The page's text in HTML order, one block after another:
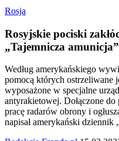
Rosja
Rosyjskie pociski
„Tajemnicza amunicja”
Według amerykańskiego
pomocą których ostrzeliwane
wyposażone w specjalne
antyrakietowej. Dołączone
pracę radarów obrony i
napisał amerykański dziennik